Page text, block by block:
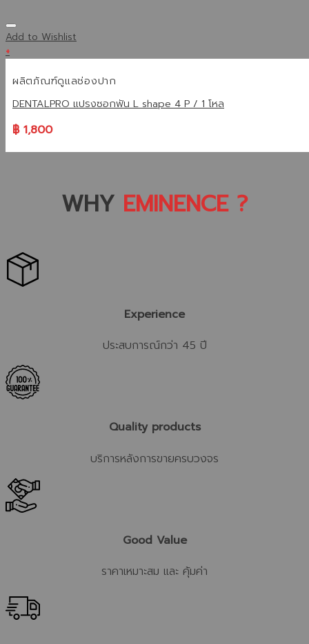
Add to Wishlist
+
ผลิตภัณฑ์ดูแลช่องปาก
DENTALPRO แปรงซอกฟัน L shape 4 P / 1 โหล
฿1,800
WHY EMINENCE ?
Experience
ประสบการณ์กว่า 45 ปี
Quality products
บริการหลังการขายครบวงจร
Good Value
ราคาเหมาะสม และ คุ้มค่า